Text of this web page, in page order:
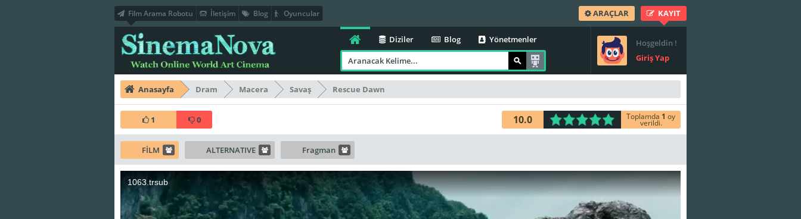
Film Arama Robotu İletişim Blog Oyuncular ARAÇLAR KAYIT
Hoşgeldin !
Giriş Yap
Diziler Blog Yönetmenler
Anasayfa Dram Macera Savaş Rescue Dawn
1 0 10.0 Toplamda 1 oy
verildi.
FİLM ALTERNATIVE Fragman